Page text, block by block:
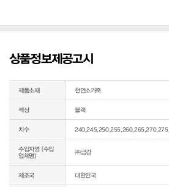
상품정보제공고시
제품소재 천연소가죽
색상 블랙
치수 240,245,250,255,260,265,270,275,
수입자명 (수입
업체명)
㈜금강
제조국 대한민국